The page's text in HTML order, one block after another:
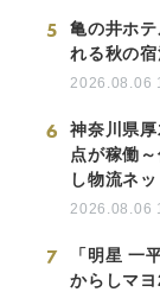
5
亀の井ホ
れる秋の
2026.08.06
6
神奈川県
点が稼働
し物流ネ
2026.08.06
7
「明星 一
からしマ